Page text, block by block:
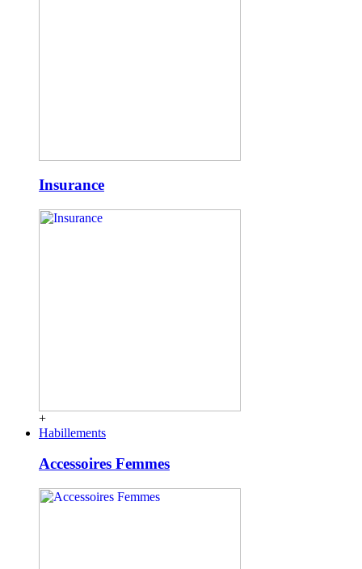
Insurance
+
Habillements
Accessoires Femmes